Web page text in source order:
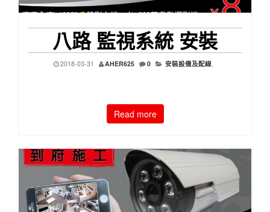
八路 監視系統 安裝
2018-03-31 AHER625 0 安裝設備及配線
Read more